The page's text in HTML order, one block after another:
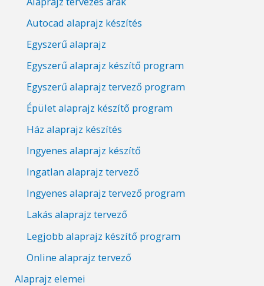
Autocad alaprajz készítés
Egyszerű alaprajz
Egyszerű alaprajz készítő program
Egyszerű alaprajz tervező program
Épület alaprajz készítő program
Ház alaprajz készítés
Ingyenes alaprajz készítő
Ingatlan alaprajz tervező
Ingyenes alaprajz tervező program
Lakás alaprajz tervező
Legjobb alaprajz készítő program
Online alaprajz tervező
Alaprajz elemei